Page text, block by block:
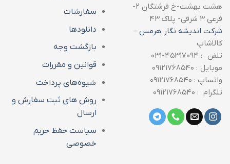
هشت بهشت-خ فرشتگان ۲-
فرعی ۳ شرقی- پلاک ۴۳
شرکت اندیشه نگار هرمس -
کالاشاپ
تلفن : ۴۵۳۱۷۰۹۴-۰۳۱
موبایل : ۰۹۱۲۱۷۶۸۵۴۰
واتساپ : ۰۹۱۲۱۷۶۸۵۴۰
تلگرام : ۰۹۱۲۱۷۶۸۵۴۰
سفارشات
دانلودها
بازگشت وجه
قوانین و مقررات
شیوه‌های پرداخت
روش های ثبت سفارش و
ارسال
سیاست حفظ حریم
خصوصی